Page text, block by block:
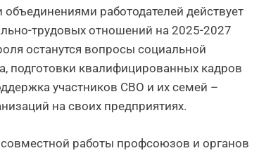
работодателей действует
трудовых отношений на 2025-2027
останутся вопросы социальной
подготовки квалифицированных кадров
участников СВО и их семей –
на своих предприятиях.
работы профсоюзов и органов